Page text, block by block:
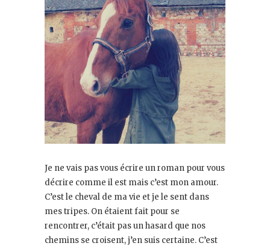
Je ne vais pas vous écrire un roman pour vous
décrire comme il est mais c’est mon amour.
C’est le cheval de ma vie et je le sent dans
mes tripes. On étaient fait pour se
rencontrer, c’était pas un hasard que nos
chemins se croisent, j’en suis certaine. C’est